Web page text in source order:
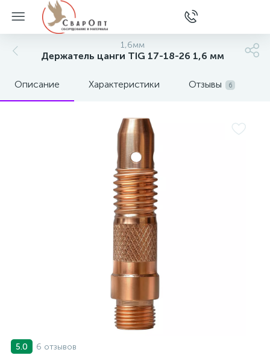
1,6мм
Держатель цанги TIG 17-18-26 1,6 мм
Описание Характеристики Отзывы 6
5.0 6 отзывов